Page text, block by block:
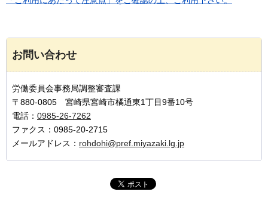
お問い合わせ
労働委員会事務局調整審査課
〒880-0805 宮崎県宮崎市橘通東1丁目9番10号
電話： 0985-26-7262
ファクス：0985-20-2715
メールアドレス： rohdohi@pref.miyazaki.lg.jp